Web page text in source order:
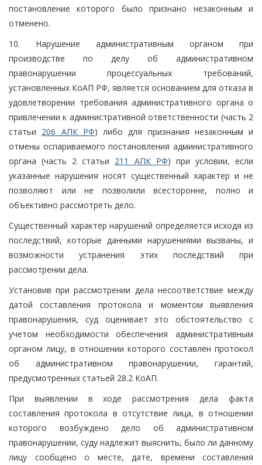
постановление которого было признано незаконным и
отменено.
10. Нарушение административным органом при
производстве по делу об административном
правонарушении процессуальных требований,
установленных КоАП РФ, является основанием для отказа в
удовлетворении требования административного органа о
привлечении к административной ответственности (часть 2
статьи 206 АПК РФ) либо для признания незаконным и
отмены оспариваемого постановления административного
органа (часть 2 статьи 211 АПК РФ) при условии, если
указанные нарушения носят существенный характер и не
позволяют или не позволили всесторонне, полно и
объективно рассмотреть дело.
Существенный характер нарушений определяется исходя из
последствий, которые данными нарушениями вызваны, и
возможности устранения этих последствий при
рассмотрении дела.
Установив при рассмотрении дела несоответствие между
датой составления протокола и моментом выявления
правонарушения, суд оценивает это обстоятельство с
учетом необходимости обеспечения административным
органом лицу, в отношении которого составлен протокол
об административном правонарушении, гарантий,
предусмотренных статьей 28.2 КоАП.
При выявлении в ходе рассмотрения дела факта
составления протокола в отсутствие лица, в отношении
которого возбуждено дело об административном
правонарушении, суду надлежит выяснить, было ли данному
лицу сообщено о месте, дате, времени составления